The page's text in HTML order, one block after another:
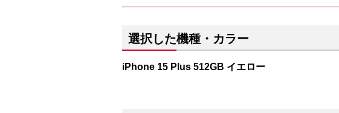
選択した機種・カラー
iPhone 15 Plus 512GB イエロー